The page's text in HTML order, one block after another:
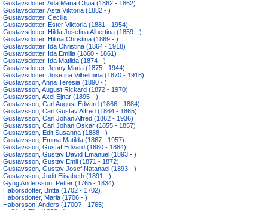
Gustavsdotter, Ada Maria Olivia (1862 - 1862)
Gustavsdotter, Asta Viktoria (1882 - )
Gustavsdotter, Cecilia
Gustavsdotter, Ester Viktoria (1881 - 1954)
Gustavsdotter, Hilda Josefina Albertina (1859 - )
Gustavsdotter, Hilma Christina (1869 - )
Gustavsdotter, Ida Christina (1864 - 1918)
Gustavsdotter, Ida Emilia (1860 - 1861)
Gustavsdotter, Ida Matilda (1874 - )
Gustavsdotter, Jenny Maria (1875 - 1944)
Gustavsdotter, Josefina Vilhelmina (1870 - 1918)
Gustavsson, Anna Teresia (1890 - )
Gustavsson, August Rickard (1872 - 1970)
Gustavsson, Axel Ejnar (1895 - )
Gustavsson, Carl August Edvard (1866 - 1884)
Gustavsson, Carl Gustav Alfred (1864 - 1865)
Gustavsson, Carl Johan Alfred (1862 - 1936)
Gustavsson, Carl Johan Oskar (1855 - 1857)
Gustavsson, Edit Susanna (1888 - )
Gustavsson, Emma Matilda (1867 - 1957)
Gustavsson, Gustaf Edvard (1880 - 1884)
Gustavsson, Gustav David Emanuel (1893 - )
Gustavsson, Gustav Emil (1871 - 1872)
Gustavsson, Gustav Josef Natanael (1893 - )
Gustavsson, Judit Elisabeth (1891 - )
Gyng Andersson, Petter (1765 - 1834)
Haborsdotter, Britta (1702 - 1702)
Haborsdotter, Maria (1706 - )
Haborsson, Anders (1700? - 1765)